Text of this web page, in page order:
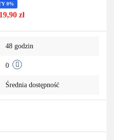
0%
zł
48 godzin
0
Średnia dostępność